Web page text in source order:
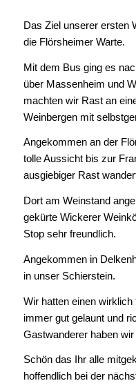
Das Ziel unserer ersten
die Flörsheimer Warte.
Mit dem Bus ging es
über Massenheim und
machten wir Rast an
Weinbergen mit
Angekommen an der
tolle Aussicht bis zur
ausgiebiger Rast
Dort am Weinstand
gekürte Wickerer
Stop sehr freundlich.
Angekommen in
in unser Schierstein.
Wir hatten einen wirklich
immer gut gelaunt und
Gastwanderer haben
Schön das Ihr alle
hoffendlich bei der